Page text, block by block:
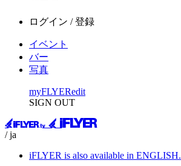
ログイン / 登録
イベント
バー
写真
myFLYERedit
SIGN OUT
/ ja
iFLYER is also available in ENGLISH.